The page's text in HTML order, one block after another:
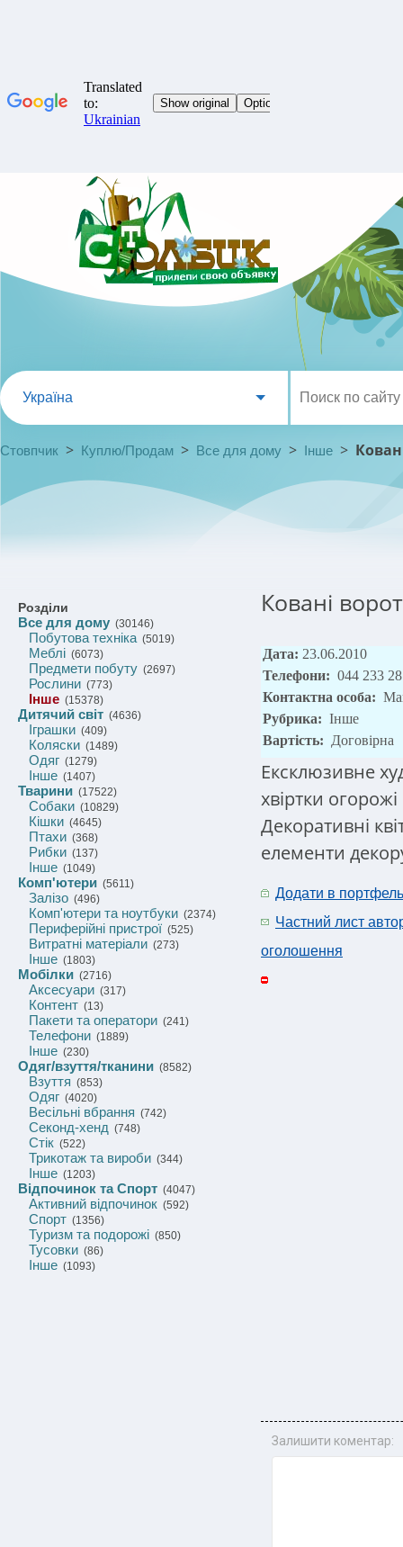
Україна
Стовпчик > Куплю/Продам > Все для дому > Інше >
Розділи
Все для дому (30146)
Побутова техніка(5019)
Меблі (6073)
Предмети побуту (2697)
Рослини (773)
Інше (15378)
Дитячий світ (4636)
Іграшки (409)
Коляски (1489)
Одяг (1279)
Інше (1407)
Тварини (17522)
Собаки (10829)
Кішки (4645)
Птахи (368)
Рибки (137)
Інше (1049)
Комп'ютери (5611)
Залізо (496)
Комп'ютери та ноутбуки (2374)
Периферійні пристрої (525)
Витратні матеріали (273)
Інше (1803)
Мобілки (2716)
Аксесуари (317)
Контент (13)
Пакети та оператори (241)
Телефони (1889)
Інше (230)
Одяг/взуття/тканини (8582)
Взуття (853)
Одяг (4020)
Весільні вбрання (742)
Секонд-хенд (748)
Стік (522)
Трикотаж та вироби (344)
Інше (1203)
Відпочинок та Спорт (4047)
Активний відпочинок (592)
Спорт (1356)
Туризм та подорожі (850)
Тусовки (86)
Інше (1093)
Ковані
Дата: 23.06.2010
Телефони: 044 233
Контактна особа:
Рубрика: Інше
Вартість: Договірна
Ексклюзивне
хвіртки
Декоративні
елементи
Додати в портфель
Частний лист
оголошення
Залишити коментар: